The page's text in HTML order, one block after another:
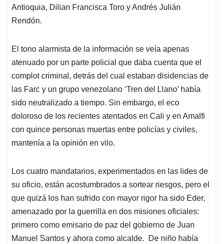
Antioquia, Dilian Francisca Toro y Andrés Julián
Rendón.
El tono alarmista de la información se veía apenas
atenuado por un parte policial que daba cuenta que el
complot criminal, detrás del cual estaban disidencias de
las Farc y un grupo venezolano ‘Tren del Llano’ había
sido neutralizado a tiempo. Sin embargo, el eco
doloroso de los recientes atentados en Cali y en Amalfi
con quince personas muertas entre policías y civiles,
mantenía a la opinión en vilo.
Los cuatro mandatarios, experimentados en las lides de
su oficio, están acostumbrados a sortear riesgos, pero el
que quizá los han sufrido con mayor rigor ha sido Eder,
amenazado por la guerrilla en dos misiones oficiales:
primero como emisario de paz del gobierno de Juan
Manuel Santos y ahora como alcalde. De niño había